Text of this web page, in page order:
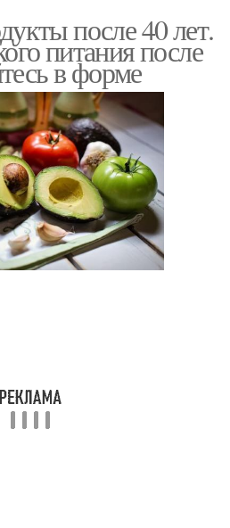
после 40 лет.
питания после
в форме